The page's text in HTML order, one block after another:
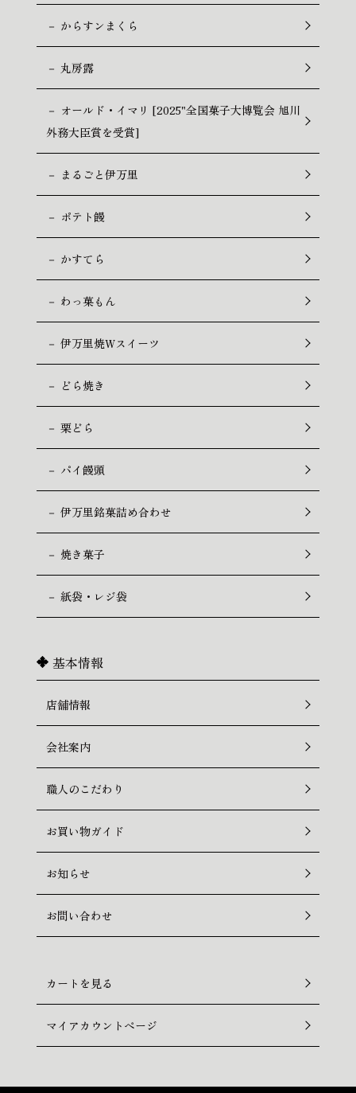
－ からすンまくら
－ 丸房露
－ オールド・イマリ [2025"全国菓子大博覧会 旭川
外務大臣賞を受賞]
－ まるごと伊万里
－ ポテト饅
－ かすてら
－ わっ菓もん
－ 伊万里焼Wスイーツ
－ どら焼き
－ 栗どら
－ パイ饅頭
－ 伊万里銘菓詰め合わせ
－ 焼き菓子
－ 紙袋・レジ袋
基本情報
店舗情報
会社案内
職人のこだわり
お買い物ガイド
お知らせ
お問い合わせ
カートを見る
マイアカウントページ